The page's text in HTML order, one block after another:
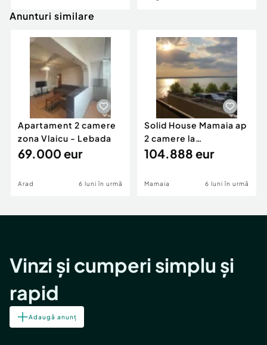
Anunturi similare
Apartament 2 camere
zona Vlaicu - Lebada
69.000 eur
Arad 6 luni în urmă
Solid House Mamaia ap
2 camere la
cheie,langa Mega
104.888 eur
Mamaia 6 luni în urmă
Vinzi și cumperi simplu și
rapid
Adaugă anunț